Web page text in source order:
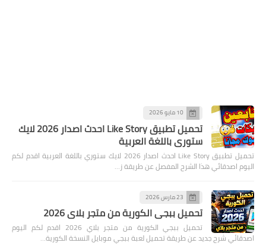
10 مايو 2026
تحميل تطبيق Like Story احدث اصدار 2026 لايك
ستوري باللغة العربية
تحميل تطبيق Like Story احدث اصدار 2026 لايك ستوري باللغة العربية اقدم لكم
اليوم اصدقائي هذا الشرح المفصل عن طريقة ز…
23 مارس 2026
تحميل ببجي الكورية من متجر بلاي 2026
تحميل ببجي الكورية من متجر بلاي 2026 اقدم لكم اليوم
اصدقائي شرح جديد عن طريقة تحميل لعبة ببجي موبايل النسخة الكورية…